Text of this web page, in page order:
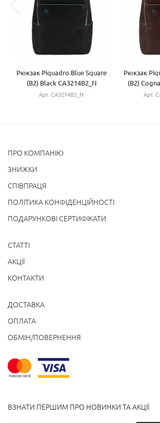
Рюкзак Piquadro Blue Square
(B2) Black CA3214B2_N
Арт. CA3214B2_N
Рюкзак
(B2)
Арт.
ПРО КОМПАНІЮ
ЗНИЖКИ
СПІВПРАЦЯ
ПОЛІТИКА КОНФІДЕНЦІЙНОСТІ
ПОДАРУНКОВІ СЕРТИФІКАТИ
СТАТТІ
АКЦІЇ
КОНТАКТИ
ДОСТАВКА
ОПЛАТА
ОБМІН/ПОВЕРНЕННЯ
ВЗНАТИ ПЕРШИМ ПРО НОВИНКИ ТА АКЦІЇ